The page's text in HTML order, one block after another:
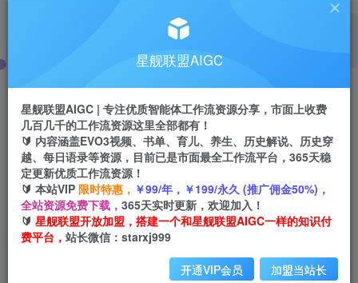
嗨，大家好！我白天是个邮递员，晚上就是个有抱
负的演员。这是我的网站。我住在北京，养了条吉
通人性的狗叫小黑，我喜欢艺术和旅行。
……或这个：
XYZ Doohickey公司成立于1971年，自从建立以
来，我们一直向社会贡献着优秀doohickies。我们
的公司总部位于天朝魔都，有着超过两千名员工，
对魔都政府税收有着巨大贡献。
而您，作为一位 WordPress 新用户，我们建议您转到
，删除本页面，然后创建包含您自己内容
星舰联盟AIGC
星舰联盟AIGC | 专注优质智能体工作流资源分享，市面上收费
几百几千的工作流资源这里全部都有！
🔰 内容涵盖EVO3视频、书单、育儿、养生、历史解说、历史穿
越、每日语录等资源，目前已是市面最全工作流平台，365天稳
定更新优质工作流资源！
🔰 本站VIP 限时特惠， ￥99/年，￥199/永久 (推广佣金50%)，
全站资源免费下载， 365天实时更新，欢迎加入！
🔰 星舰联盟开放加盟，搭建一个和星舰联盟AIGC一样的知识付
费平台， 站长微信：starxj999
开通VIP会员 加盟当站长